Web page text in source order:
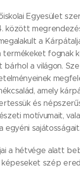
Egyesület
között
a
termékeket fognak
bárhol a világon.
amely
és
motívumait,
egyéni sajátosságait.
a hétvége alatt
szép